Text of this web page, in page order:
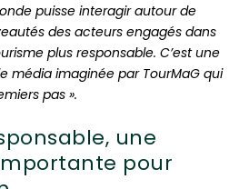
puisse interagir autour de
des acteurs engagés dans
plus responsable. C’est une
média imaginée par TourMaG qui
pas ».
une
pour